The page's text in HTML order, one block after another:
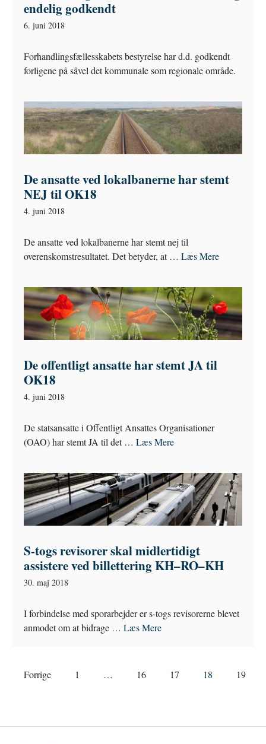
endelig godkendt
6. juni 2018
Forhandlingsfællesskabets bestyrelse har d.d. godkendt
forligene på såvel det kommunale som regionale område.
De ansatte ved lokalbanerne har stemt
NEJ til OK18
4. juni 2018
De ansatte ved lokalbanerne har stemt nej til
overenskomstresultatet. Det betyder, at … Læs Mere
De offentligt ansatte har stemt JA til
OK18
4. juni 2018
De statsansatte i Offentligt Ansattes Organisationer
(OAO) har stemt JA til det … Læs Mere
S-togs revisorer skal midlertidigt
assistere ved billettering KH–RO–KH
30. maj 2018
I forbindelse med sporarbejder er s-togs revisorerne blevet
anmodet om at bidrage … Læs Mere
Forrige 1 … 16 17 18 19